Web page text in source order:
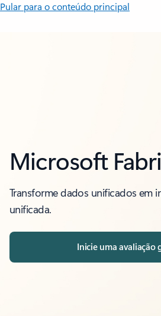
Pular para o conteúdo principal
Microsoft
Transforme dados unificados em
unificada.
Inicie uma avaliação